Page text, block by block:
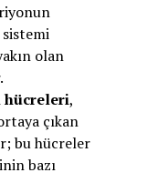
olan
hücreleri,
çıkan
bu hücreler
bazı